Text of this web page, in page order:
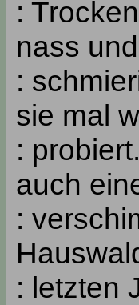
:
nass
:
sie mal
:
auch
:
: letzten